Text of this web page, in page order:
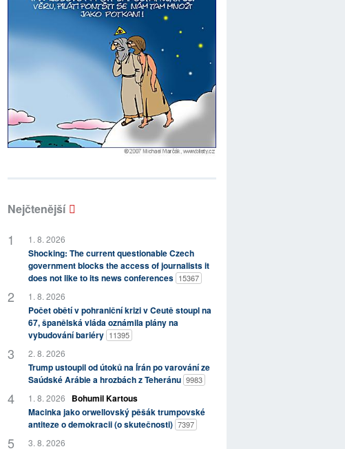
Nejčtenější
1. 8. 2026
Shocking: The current questionable Czech
government blocks the access of journalists it
does not like to its news conferences 15367
1. 8. 2026
Počet obětí v pohraniční krizi v Ceutě stoupl na
67, španělská vláda oznámila plány na
vybudování bariéry 11395
2. 8. 2026
Trump ustoupil od útoků na Írán po varování ze
Saúdské Arábie a hrozbách z Teheránu 9983
1. 8. 2026
Bohumil Kartous
Macinka jako orwellovský pěšák trumpovské
antiteze o demokracii (o skutečnosti) 7397
3. 8. 2026